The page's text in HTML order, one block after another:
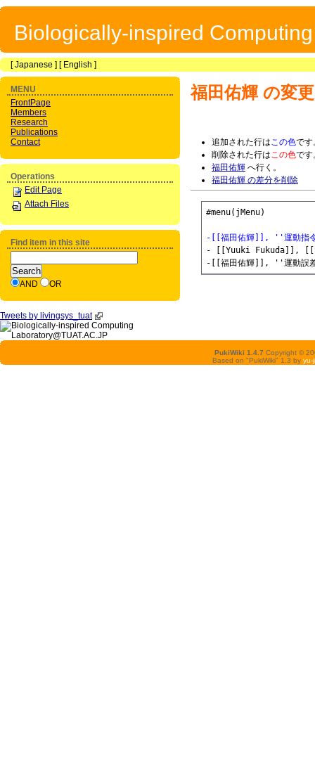
Biologically-inspired
[Japanese ] [ English ]
福田佑輝 の変
追加された行はこの色です
削除された行はこの色です
福田佑輝 へ行く。
福田佑輝 の差分を削除
#menu(jMenu)
-[[福田佑輝]], ''運動指令の
- [[Yuuki Fukuda]],
MENU
FrontPage
Members
Research
Publications
Contact
Operations
Edit Page
Attach Files
Find item in this site
AND OR
Tweets by livingsys_tuat
PukiWiki 1.4.7 Copyright ©
Based on "PukiWiki" 1.3 by yu-ji